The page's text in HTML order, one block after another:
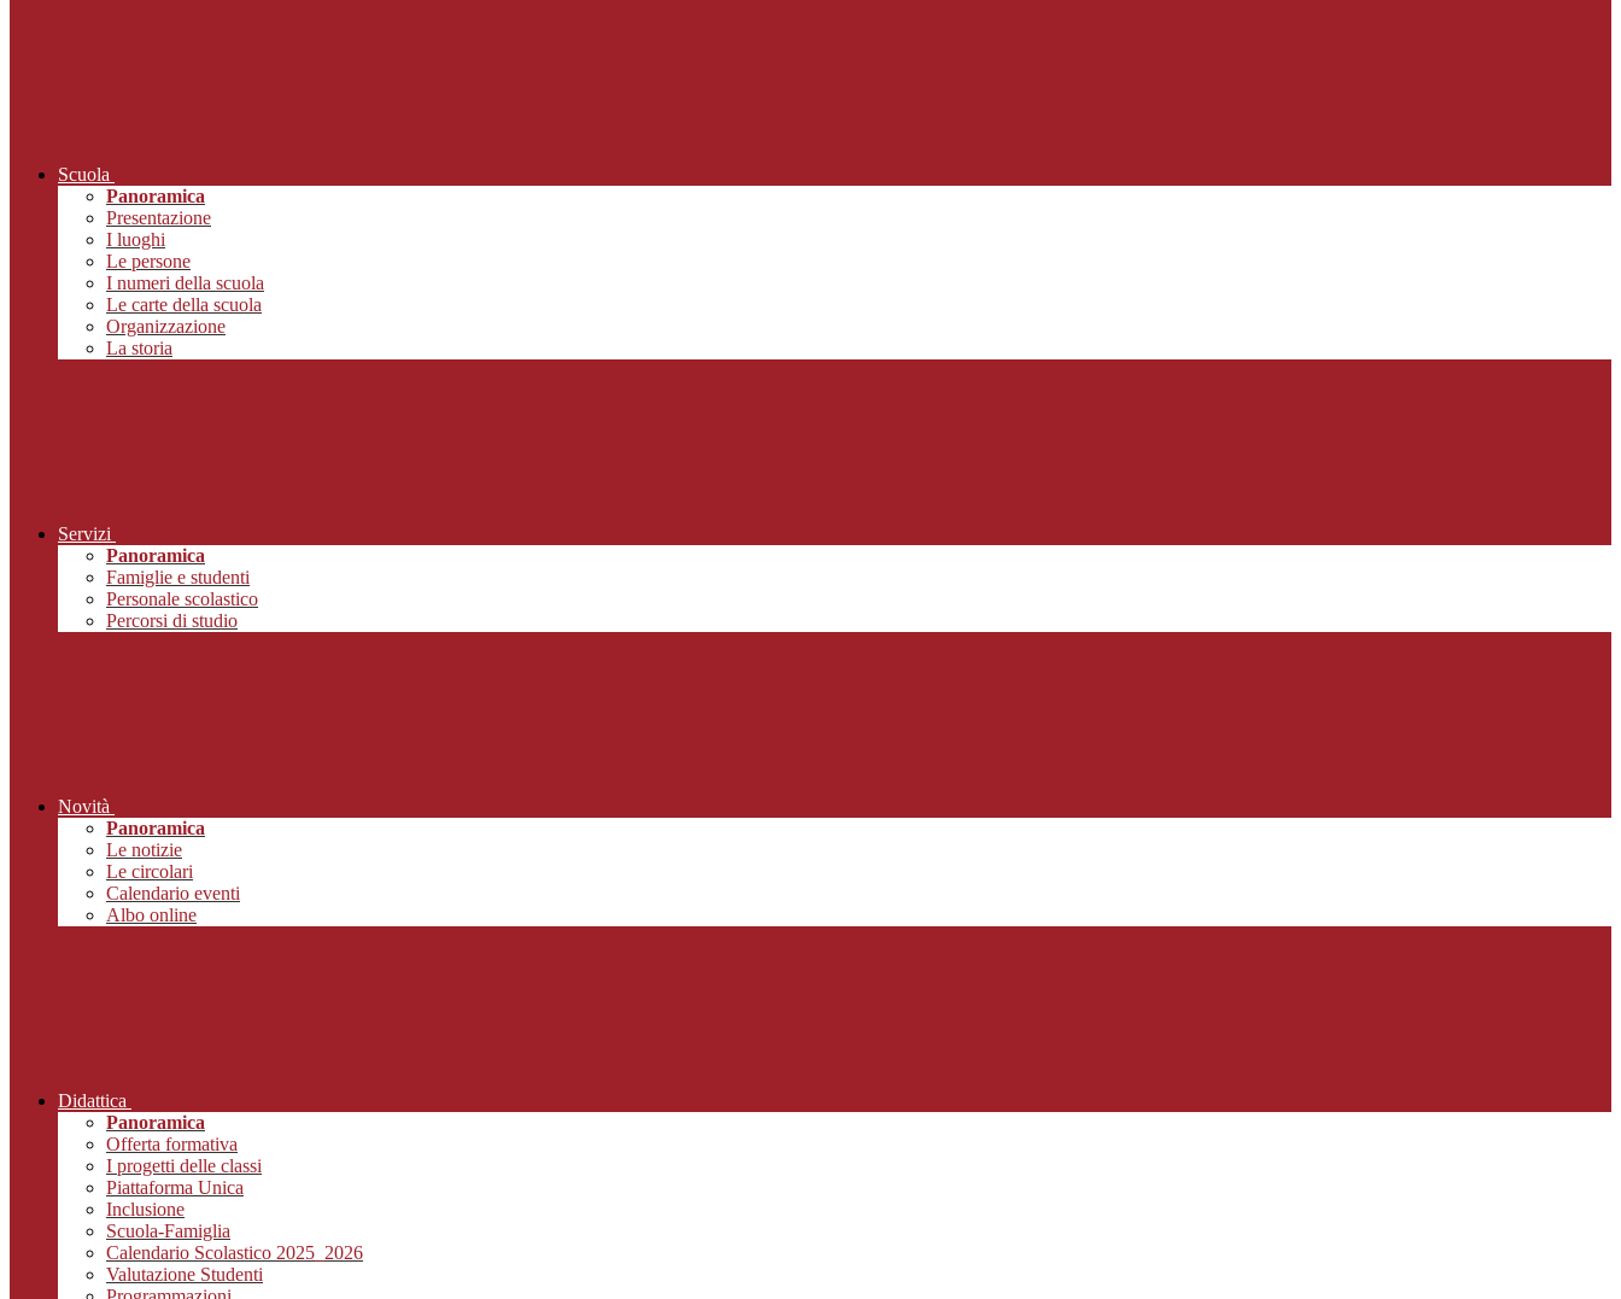
Scuola
Panoramica
Presentazione
I luoghi
Le persone
I numeri della scuola
Le carte della scuola
Organizzazione
La storia
Servizi
Panoramica
Famiglie e studenti
Personale scolastico
Percorsi di studio
Novità
Panoramica
Le notizie
Le circolari
Calendario eventi
Albo online
Didattica
Panoramica
Offerta formativa
I progetti delle classi
Piattaforma Unica
Inclusione
Scuola-Famiglia
Calendario Scolastico 2025_2026
Valutazione Studenti